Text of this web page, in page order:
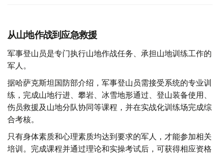
从山地作战到应急救援
军事登山员是专门执行山地作战任务、承担山地训练工作的
军人。
据哈萨克斯坦国防部介绍，军事登山员需接受系统的专业训
练，完成山地行进、攀岩、冰雪地形通过、登山装备使用、
伤员救援及山地分队协同等课程，并在实战化训练场完成综
合考核。
只有身体素质和心理素质均达到要求的军人，才能参加相关
培训。完成课程并通过理论和实操考试后，可获得相应资格